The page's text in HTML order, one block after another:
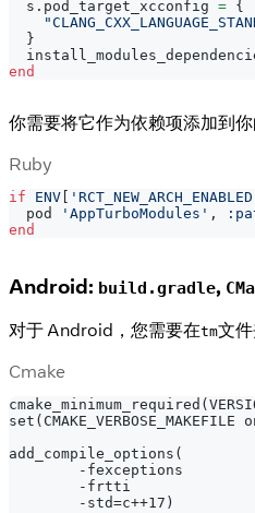
  s
. pod_target_xcconfig = {
}
end
你需要将它作为依赖项添加到
Ruby
if ENV
  pod
'AppTurboModules' ,
end
Android: build.gradle,
对于 Android，您需要在tm文
Cmake
set(CMAKE_VERBOSE_MAKEFILE
add_compile_options(
        -fexceptions
        -frtti
        -std=c++17)